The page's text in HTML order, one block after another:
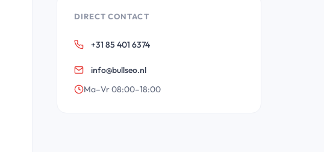
DIRECT CONTACT
+31 85 401 6374
info@bullseo.nl
Ma–Vr 08:00–18:00